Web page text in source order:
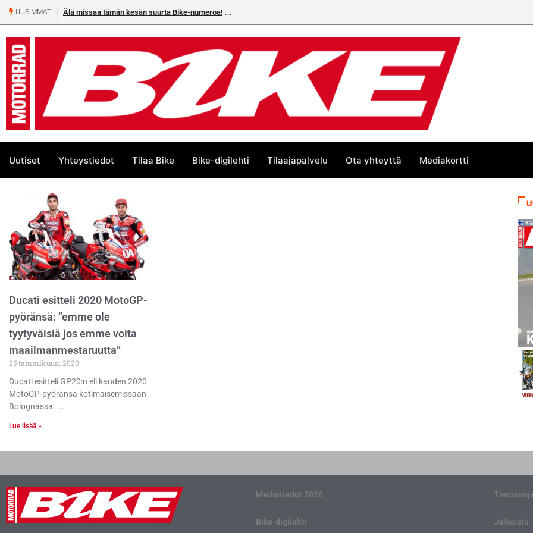
UUSIMMAT Älä missaa tämän kesän suurta Bike-numeroa!
Uutiset Yhteystiedot Tilaa Bike Bike-digilehti Tilaajapalvelu Ota yhteyttä Mediakortti
Ducati esitteli 2020 MotoGP-
pyöränsä: ”emme ole
tyytyväisiä jos emme voita
maailmanmestaruutta”
25 tammikuun, 2020
Ducati esitteli GP20:n eli kauden 2020
MotoGP-pyöränsä kotimaisemissaan
Bolognassa.
Lue lisää »
Mediatiedot 2026
Bike-digilehti Julkaistu